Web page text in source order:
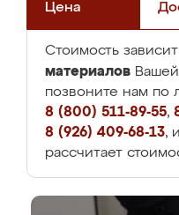
Цена
Стоимость
материалов
позвоните нам по
8 (800) 511-89-55,
8 (926) 409-68-13,
рассчитает